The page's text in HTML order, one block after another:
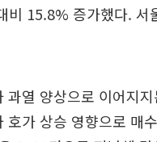
비 15.8% 증가했다.
과열 양상으로 이어지
호가 상승 영향으로 매